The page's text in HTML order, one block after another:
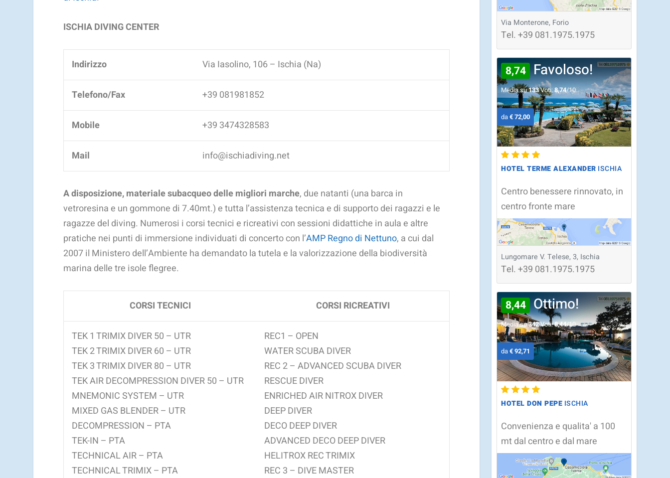
ISCHIA DIVING CENTER
Indirizzo Via Iasolino, 106 – Ischia (Na)
Telefono/Fax +39 081981852
Mobile +39 3474328583
Mail info@ischiadiving.net
A disposizione, materiale subacqueo delle migliori marche, due natanti (una barca in
vetroresina e un gommone di 7.40mt.) e tutta l’assistenza tecnica e di supporto dei ragazzi e le
ragazze del diving. Numerosi i corsi tecnici e ricreativi con sessioni didattiche in aula e altre
pratiche nei punti di immersione individuati di concerto con l’AMP Regno di Nettuno, a cui dal
2007 il Ministero dell’Ambiente ha demandato la tutela e la valorizzazione della biodiversità
marina delle tre isole flegree.
CORSI TECNICI CORSI RICREATIVI
TEK 1 TRIMIX DIVER 50 – UTR
TEK 2 TRIMIX DIVER 60 – UTR
TEK 3 TRIMIX DIVER 80 – UTR
TEK AIR DECOMPRESSION DIVER 50 – UTR
MNEMONIC SYSTEM – UTR
MIXED GAS BLENDER – UTR
DECOMPRESSION – PTA
TEK-IN – PTA
TECHNICAL AIR – PTA
TECHNICAL TRIMIX – PTA
REC1 – OPEN
WATER SCUBA DIVER
REC 2 – ADVANCED SCUBA DIVER
RESCUE DIVER
ENRICHED AIR NITROX DIVER
DEEP DIVER
DECO DEEP DIVER
ADVANCED DECO DEEP DIVER
HELITROX REC TRIMIX
REC 3 – DIVE MASTER
Via Monterone, Forio
Tel.+39 081.1975.1975
8,74 Favoloso!
Media su133Voti:8,74/10
da€ 72,00
HOTEL TERME ALEXANDER ISCHIA
Centro benessere rinnovato, in
centro fronte mare
Lungomare V. Telese, 3, Ischia
Tel.+39 081.1975.1975
8,44 Ottimo!
Media su342Voti:8,44/10
da€ 92,71
HOTEL DON PEPE ISCHIA
Convenienza e qualita' a 100
mt dal centro e dal mare